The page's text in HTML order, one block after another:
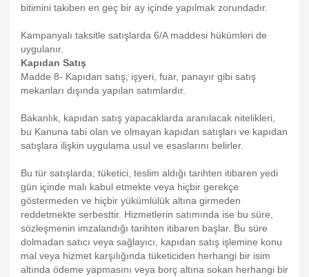
bitimini takiben en geç bir ay içinde yapılmak zorundadır.
Kampanyalı taksitle satışlarda 6/A maddesi hükümleri de
uygulanır.
Kapıdan Satış
Madde 8- Kapıdan satış; işyeri, fuar, panayır gibi satış
mekanları dışında yapılan satımlardır.
Bakanlık, kapıdan satış yapacaklarda aranılacak nitelikleri,
bu Kanuna tabi olan ve olmayan kapıdan satışları ve kapıdan
satışlara ilişkin uygulama usul ve esaslarını belirler.
Bu tür satışlarda; tüketici, teslim aldığı tarihten itibaren yedi
gün içinde malı kabul etmekte veya hiçbir gerekçe
göstermeden ve hiçbir yükümlülük altına girmeden
reddetmekte serbesttir. Hizmetlerin satımında ise bu süre,
sözleşmenin imzalandığı tarihten itibaren başlar. Bu süre
dolmadan satıcı veya sağlayıcı, kapıdan satış işlemine konu
mal veya hizmet karşılığında tüketiciden herhangi bir isim
altında ödeme yapmasını veya borç altına sokan herhangi bir